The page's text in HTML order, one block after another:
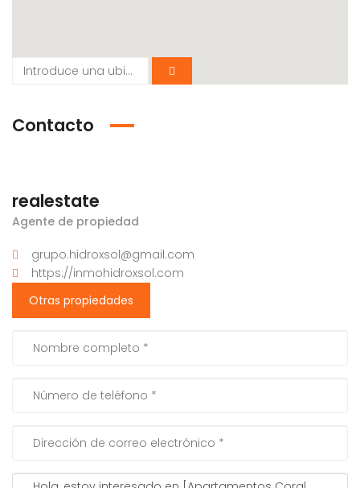
Contacto
realestate
Agente de propiedad
grupo.hidroxsol@gmail.com
https://inmohidroxsol.com
Otras propiedades